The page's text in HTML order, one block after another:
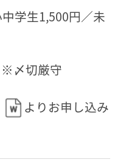
学生1,500円／未
〆切厳守
よりお申し込み